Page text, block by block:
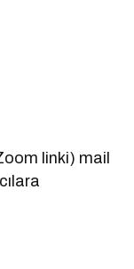
linki) mail